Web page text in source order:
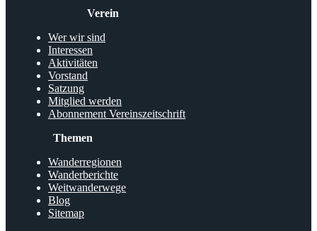
Verein
Wer wir sind
Interessen
Aktivitäten
Vorstand
Satzung
Mitglied werden
Abonnement Vereinszeitschrift
Themen
Wanderregionen
Wanderberichte
Weitwanderwege
Blog
Sitemap